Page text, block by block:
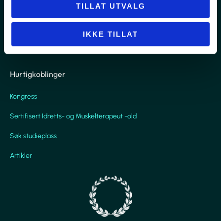
TILLAT UTVALG
IKKE TILLAT
Hurtigkoblinger
Kongress
Sertifisert Idretts- og Muskelterapeut -old
Søk studieplass
Artikler
+47 988 04 092
Dronningens Gate 15, 0152 Oslo